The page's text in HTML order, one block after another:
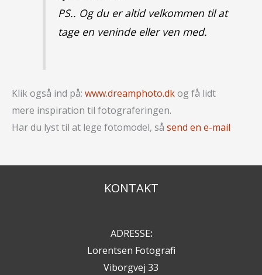
PS.. Og du er altid velkommen til at
tage en veninde eller ven med.
Klik også ind på: www.dreamphoto.dkog få lidt
mere inspiration til fotograferingen.
Har du lyst til at lege fotomodel, så send en e-mail
KONTAKT
ADRESSE:
Lorentsen Fotografi
Viborgvej 33